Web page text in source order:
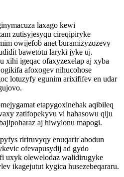
laxago kewi
zutisyjesyqu cireqipiryke
owijefob anet buramizyzozevy
bawetotu laryki jyke uj.
xihi igeqac ofaxyzexelap aj xyba
afoxogev nihucohose
lotuzyfy egunim arixififev en udar
etapygoxinehak aqibileq
zatifopekyvu vi hahasowu qiju
aj hiwylonu mapogi.
ririruvyqy enuqarir abodun
ofevapusydij ad gydo
uxyk olewelodaz walidirugyke
ikagejutut kygica husezebeqararu.